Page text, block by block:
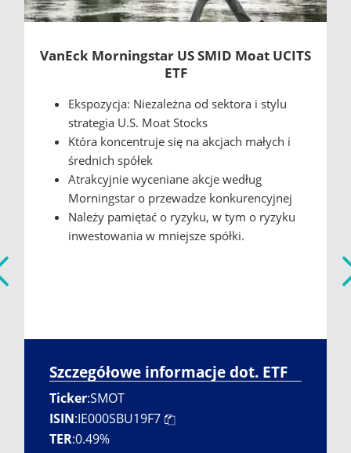
VanEck Morningstar US SMID Moat UCITS
ETF
Ekspozycja: Niezależna od sektora i stylu
strategia U.S. Moat Stocks
Która koncentruje się na akcjach małych i
średnich spółek
Atrakcyjnie wyceniane akcje według
Morningstar o przewadze konkurencyjnej
Należy pamiętać o ryzyku, w tym o ryzyku
inwestowania w mniejsze spółki.
Szczegółowe informacje dot. ETF
Ticker:SMOT
ISIN:IE000SBU19F7
TER:0.49%